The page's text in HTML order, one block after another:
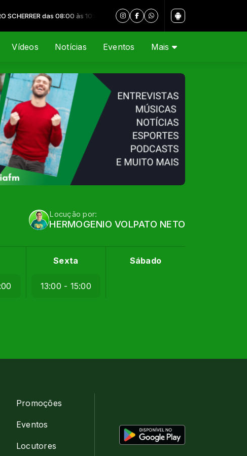
das 08:00 às 10:00
Vídeos Notícias Eventos Mais
Locução por:
HERMOGENIO VOLPATO NETO
Sexta
13:00 - 15:00
Sábado
Promoções
Eventos
Locutores